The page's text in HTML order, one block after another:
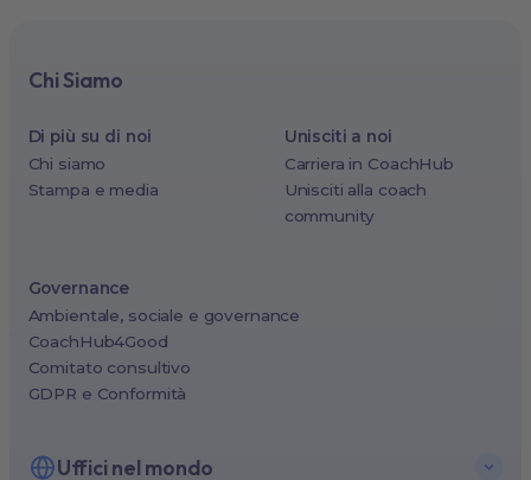
Chi Siamo
Di più su di noi
Chi siamo
Stampa e media
Unisciti a noi
Carriera in CoachHub
Unisciti alla coach
community
Governance
Ambientale, sociale e governance
CoachHub4Good
Comitato consultivo
GDPR e Conformità
Uffici nel mondo